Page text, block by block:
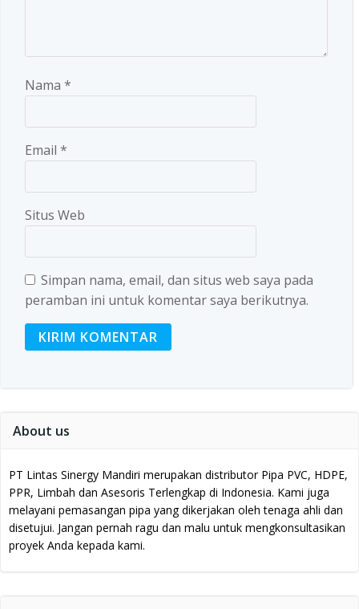
Nama *
Email *
Situs Web
Simpan nama, email, dan situs web saya pada
peramban ini untuk komentar saya berikutnya.
About us
PT Lintas Sinergy Mandiri merupakan distributor Pipa PVC, HDPE,
PPR, Limbah dan Asesoris Terlengkap di Indonesia. Kami juga
melayani pemasangan pipa yang dikerjakan oleh tenaga ahli dan
disetujui. Jangan pernah ragu dan malu untuk mengkonsultasikan
proyek Anda kepada kami.